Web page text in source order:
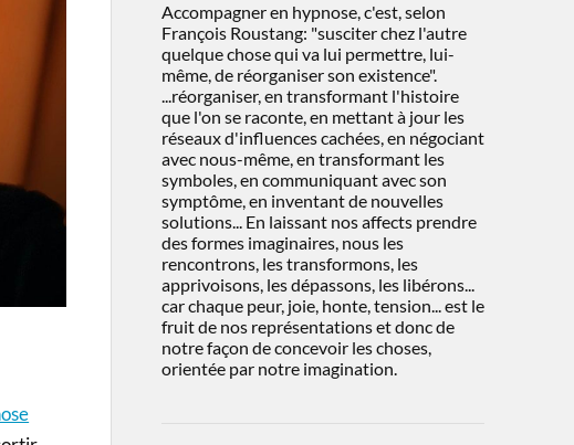
Accompagner en hypnose, c'est, selon
François Roustang: "susciter chez l'autre
quelque chose qui va lui permettre, lui-
même, de réorganiser son existence".
...réorganiser, en transformant l'histoire
que l'on se raconte, en mettant à jour les
réseaux d'influences cachées, en négociant
avec nous-même, en transformant les
symboles, en communiquant avec son
symptôme, en inventant de nouvelles
solutions... En laissant nos affects prendre
des formes imaginaires, nous les
rencontrons, les transformons, les
apprivoisons, les dépassons, les libérons...
car chaque peur, joie, honte, tension... est le
fruit de nos représentations et donc de
notre façon de concevoir les choses,
orientée par notre imagination.